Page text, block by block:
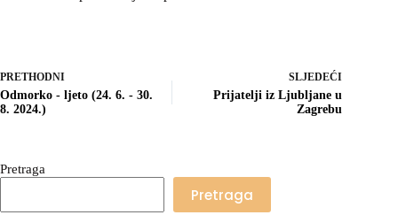
PRETHODNI
Odmorko - ljeto (24. 6. - 30.
8. 2024.)
SLJEDEĆI
Prijatelji iz Ljubljane u
Zagrebu
Pretraga
Pretraga